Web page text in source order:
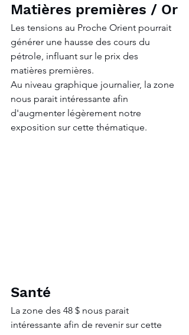
Matières premières / Or
Les tensions au Proche Orient pourrait
générer une hausse des cours du
pétrole, influant sur le prix des
matières premières.
Au niveau graphique journalier, la zone
nous parait intéressante afin
d'augmenter légèrement notre
exposition sur cette thématique.
Santé
La zone des 48 $ nous parait
intéressante afin de revenir sur cette